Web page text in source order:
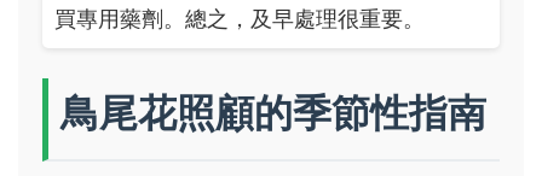
買專用藥劑。總之，及早處理很重要。
鳥尾花照顧的季節性指南